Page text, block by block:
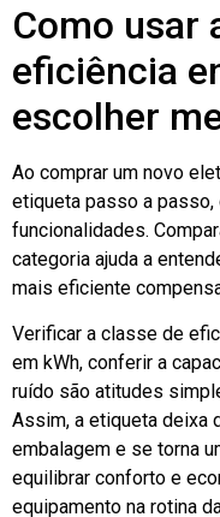
Como usar
eficiência
escolher
Ao comprar um novo
etiqueta passo a passo,
funcionalidades.
categoria ajuda a
mais eficiente
Verificar a classe de
em kWh, conferir a
ruído são atitudes
Assim, a etiqueta deixa
embalagem e se torna
equilibrar conforto e
equipamento na rotina